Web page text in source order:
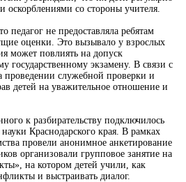
оскорблениями со стороны учителя.
педагог не предоставляла ребятам
оценки. Это вызывало у взрослых
может повлиять на допуск
государственному экзамену. В связи с
проведении служебной проверки и
детей на уважительное отношение и
к разбирательству подключилось
Краснодарского края. В рамках
провели анонимное анкетирование
организовали групповое занятие на
на котором детей учили, как
и выстраивать диалог.